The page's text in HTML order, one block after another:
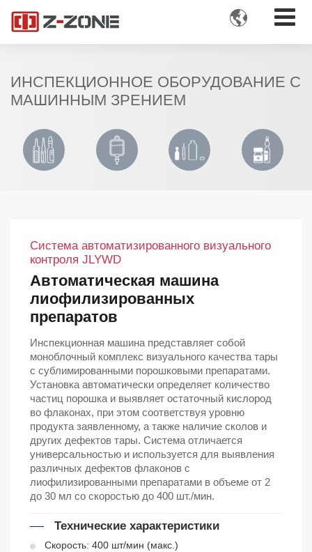

ИНСПЕКЦИОННОЕ ОБОРУДОВАНИЕ С
МАШИННЫМ ЗРЕНИЕМ
Система автоматизированного визуального
контроля JLYWD
Автоматическая машина
лиофилизированных
препаратов
Инспекционная машина представляет собой
моноблочный комплекс визуального качества тары
с сублимированными порошковыми препаратами.
Установка автоматически определяет количество
частиц порошка и выявляет остаточный кислород
во флаконах, при этом соответствуя уровню
продукта заявленному, а также наличие сколов и
других дефектов тары. Система отличается
универсальностью и используется для выявления
различных дефектов флаконов с
лиофилизированными препаратами в объеме от 2
до 30 мл со скоростью до 400 шт./мин.
Технические характеристики
Скорость: 400 шт/мин (макс.)